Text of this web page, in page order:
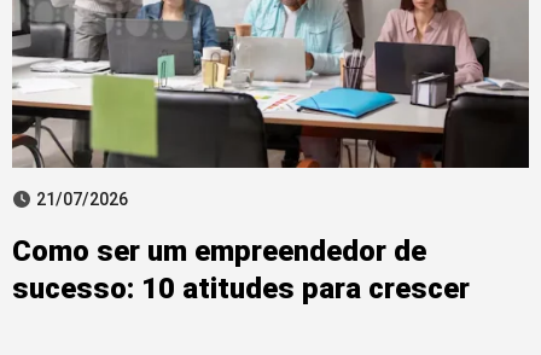
21/07/2026
Como ser um empreendedor de
sucesso: 10 atitudes para crescer